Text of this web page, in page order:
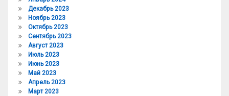
Декабрь 2023
Ноябрь 2023
Октябрь 2023
Сентябрь 2023
Август 2023
Июль 2023
Июнь 2023
Май 2023
Апрель 2023
Март 2023